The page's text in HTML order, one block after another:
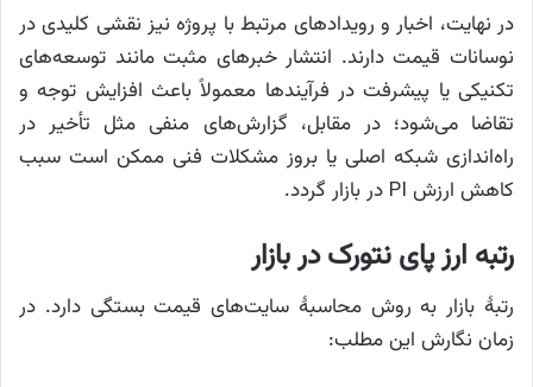
در نهایت، اخبار و رویدادهای مرتبط با پروژه نیز نقشی کلیدی در
نوسانات قیمت دارند. انتشار خبرهای مثبت مانند توسعه‌های
تکنیکی یا پیشرفت در فرآیندها معمولاً باعث افزایش توجه و
تقاضا می‌شود؛ در مقابل، گزارش‌های منفی مثل تأخیر در
راه‌اندازی شبکه اصلی یا بروز مشکلات فنی ممکن است سبب
کاهش ارزش PI در بازار گردد.
رتبه ارز پای نتورک در بازار
رتبهٔ بازار به روش محاسبهٔ سایت‌های قیمت بستگی دارد. در
زمان نگارش این مطلب: